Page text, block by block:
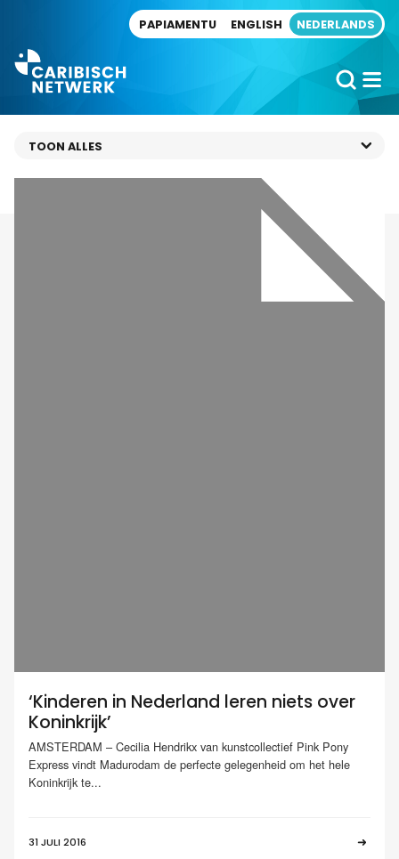
PAPIAMENTU ENGLISH NEDERLANDS
‘Kinderen in Nederland leren niets over
Koninkrijk’
AMSTERDAM – Cecilia Hendrikx van kunstcollectief Pink Pony
Express vindt Madurodam de perfecte gelegenheid om het hele
Koninkrijk te...
31 JULI 2016